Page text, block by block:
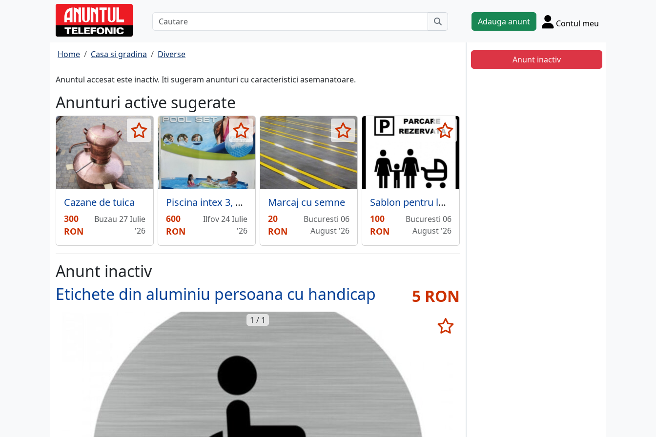
Adauga anunt Contul meu
Home Casa si gradina Diverse
Anuntul accesat este inactiv. Iti sugeram anunturi cu caracteristici asemanatoare.
Anunturi active sugerate
Cazane de tuica
300
RON
Buzau 27 Iulie
'26
Piscina intex 3, 66 x 76cm
600
RON
Ilfov 24 Iulie
'26
Marcaj cu semne
20
RON
Bucuresti 06
August '26
Sablon pentru loc de parcare familie cu copii
100
RON
Bucuresti 06
August '26
Anunt inactiv
Etichete din aluminiu persoana cu handicap
5 RON
1 / 1
Anunt inactiv